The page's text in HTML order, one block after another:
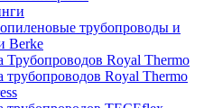
трубопроводы и
Berke
Трубопроводов Royal Thermo
трубопроводов Royal Thermo